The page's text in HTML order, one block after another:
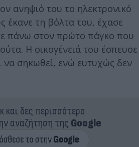
ανηψιό του το ηλεκτρονικό
έκανε τη βόλτα του, έχασε
πάνω στον πρώτο πάγκο που
Η οικογένειά του έσπευσε
να σηκωθεί, ενώ ευτυχώς δεν
και δες περισσότερο
αναζήτηση της Google